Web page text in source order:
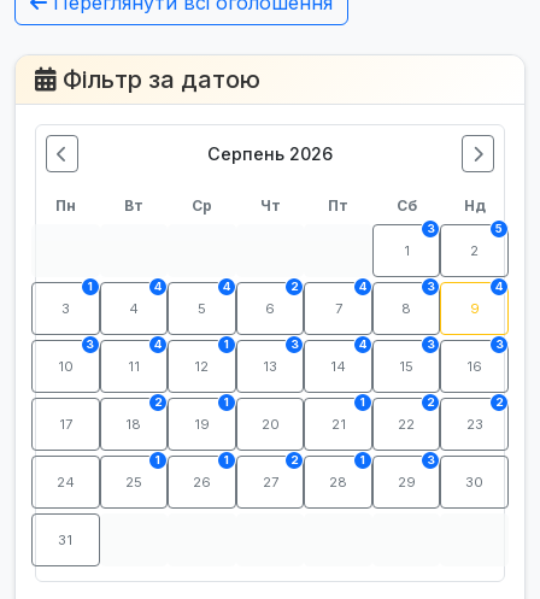
Фільтр за датою
Серпень 2026
Пн Вт Ср Чт Пт Сб Нд
1
3
2
5
3
1
4
4
5
4
6
2
7
4
8
3
9
4
10
3
11
4
12
1
13
3
14
4
15
3
16
3
17 18
2
19
1
20 21
1
22
2
23
2
24 25
1
26
1
27
2
28
1
29
3
30
31